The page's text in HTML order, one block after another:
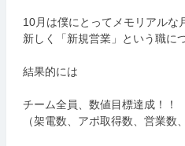
10月は僕にとってメモリアルな
新しく「新規営業」という職に
結果的には
チーム全員、数値目標達成！！
（架電数、アポ取得数、営業数